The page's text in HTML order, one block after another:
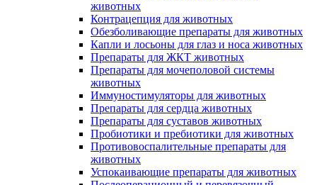
животных
Контрацепция для животных
Обезболивающие препараты для животных
Капли и лосьоны для глаз и носа животных
Препараты для ЖКТ животных
Препараты для мочеполовой системы
животных
Иммуностимуляторы для животных
Препараты для сердца животных
Препараты для суставов животных
Пробиотики и пребиотики для животных
Противовоспалительные препараты для
животных
Успокаивающие препараты для животных